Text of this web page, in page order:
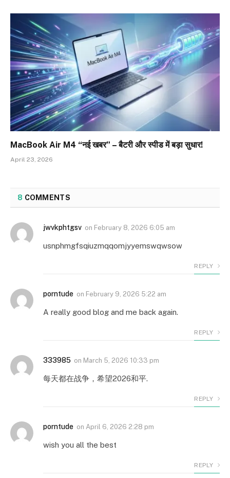
MacBook Air M4 “नई खबर” – बैटरी और स्पीड में बड़ा सुधार!
April 23, 2026
8 COMMENTS
jwvkphtgsv on February 8, 2026 6:05 am
usnphmgfsqiuzmqqomjyyemswqwsow
REPLY
porntude on February 9, 2026 5:22 am
A really good blog and me back again.
REPLY
333985 on March 5, 2026 10:33 pm
每天都在战争，希望2026和平.
REPLY
porntude on April 6, 2026 2:28 pm
wish you all the best
REPLY